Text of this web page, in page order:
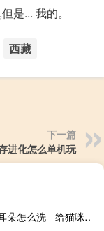
是... 我的。
西藏
下一篇
进化怎么单机玩
给猫咪洗耳朵怎么洗 - 给猫咪洗耳朵挣扎太厉害